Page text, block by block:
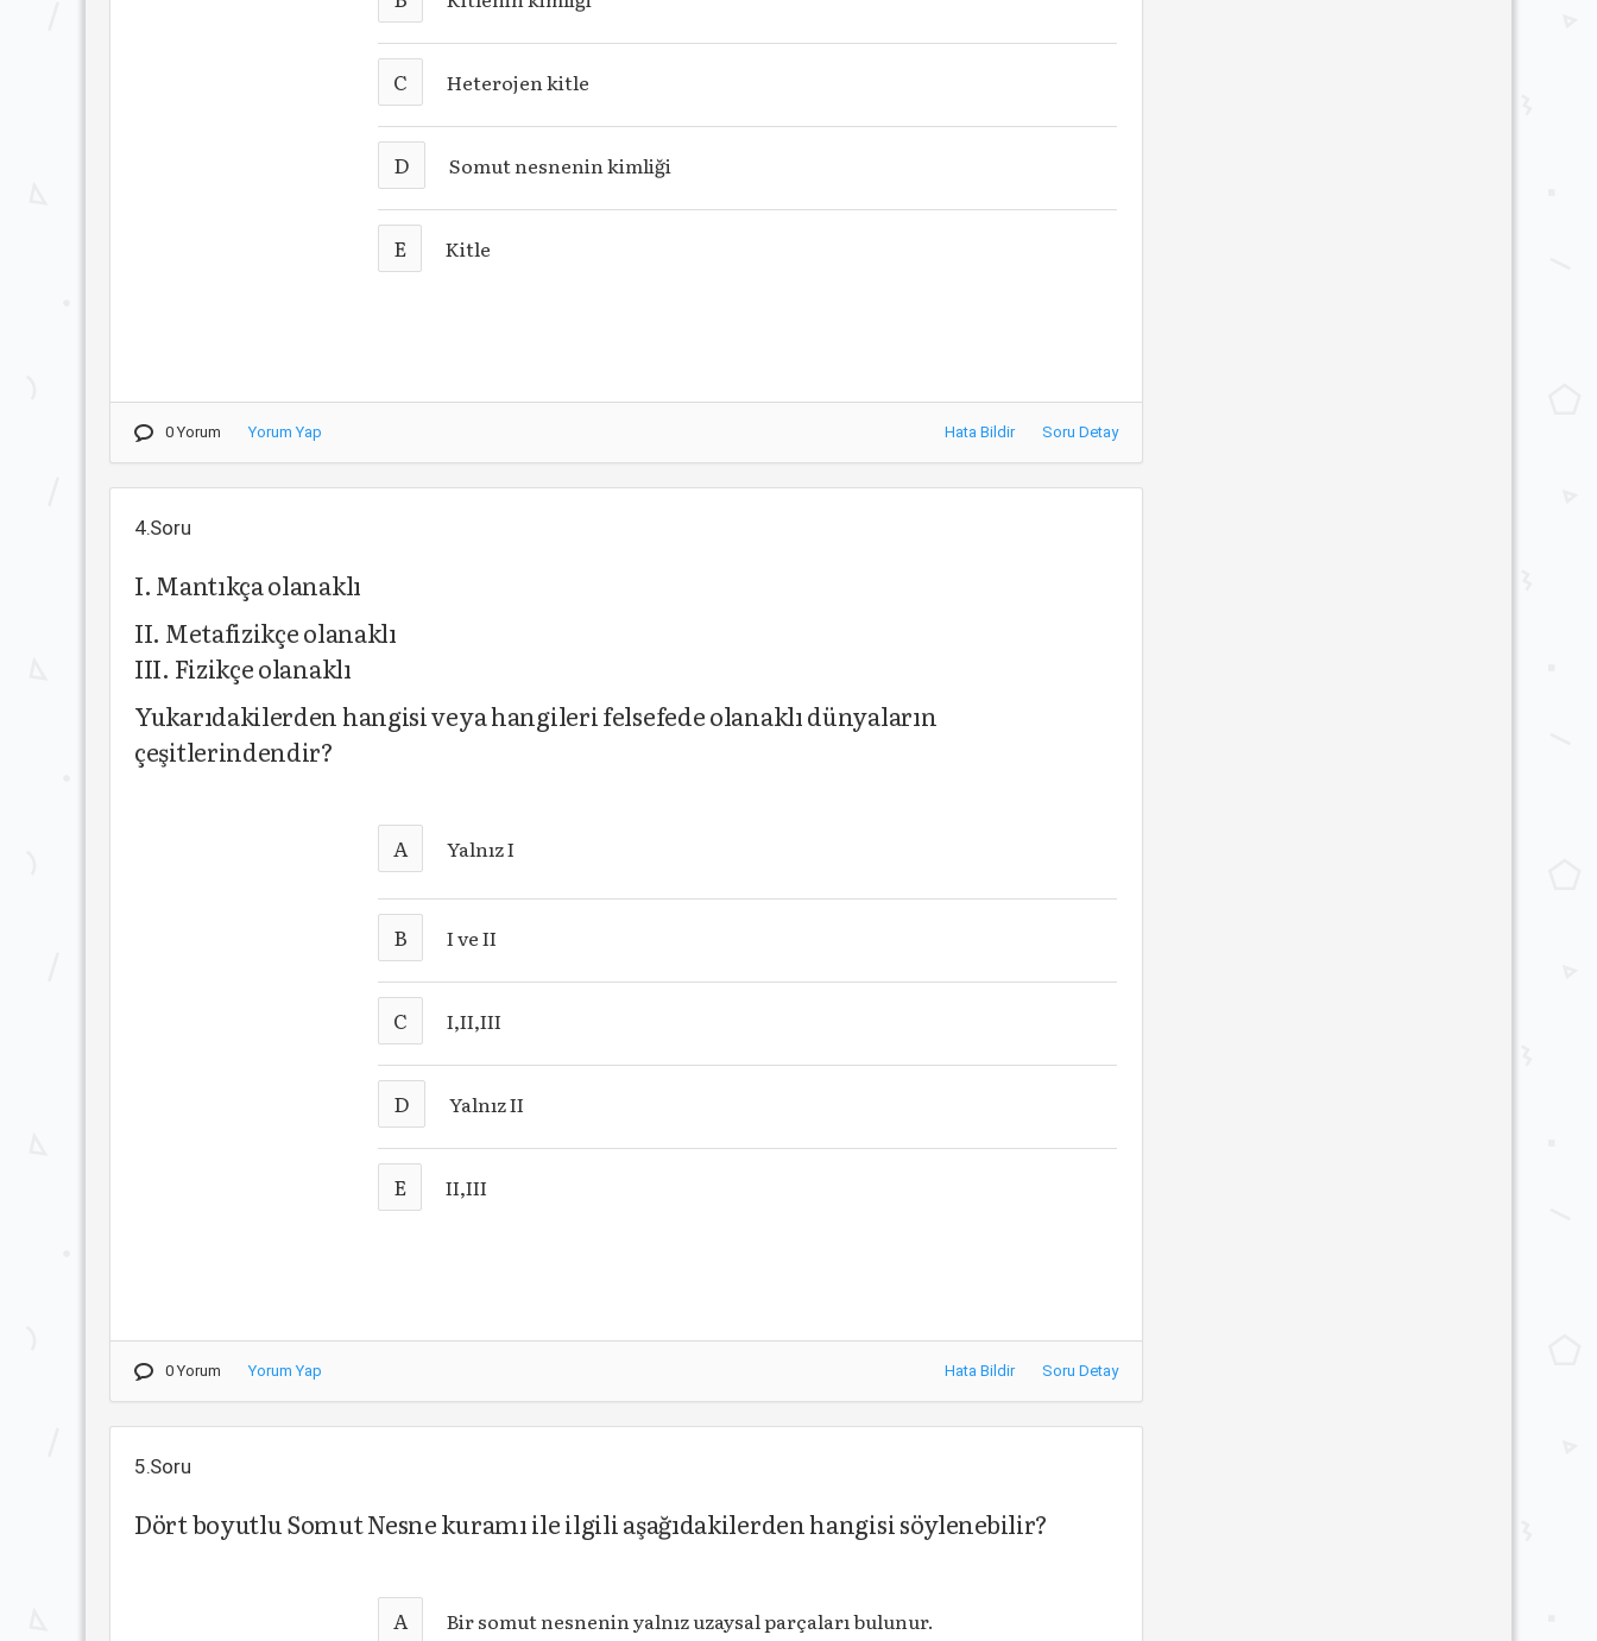
C Heterojen kitle
D Somut nesnenin kimliği
E Kitle
0 Yorum Yorum Yap Hata Bildir Soru Detay
4.Soru
I. Mantıkça olanaklı
II. Metafizikçe olanaklı
III. Fizikçe olanaklı
Yukarıdakilerden hangisi veya hangileri felsefede olanaklı dünyaların
çeşitlerindendir?
A Yalnız I
B I ve II
C I,II,III
D Yalnız II
E II,III
0 Yorum Yorum Yap Hata Bildir Soru Detay
5.Soru
Dört boyutlu Somut Nesne kuramı ile ilgili aşağıdakilerden hangisi söylenebilir?
A Bir somut nesnenin yalnız uzaysal parçaları bulunur.